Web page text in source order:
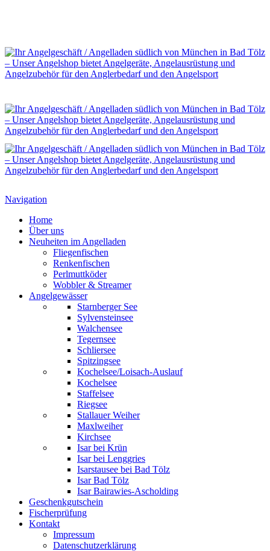
Navigation
Home
Über uns
Neuheiten im Angelladen
Fliegenfischen
Renkenfischen
Perlmuttköder
Wobbler & Streamer
Angelgewässer
Starnberger See
Sylvensteinsee
Walchensee
Tegernsee
Schliersee
Spitzingsee
Kochelsee/Loisach-Auslauf
Kochelsee
Staffelsee
Riegsee
Stallauer Weiher
Maxlweiher
Kirchsee
Isar bei Krün
Isar bei Lenggries
Isarstausee bei Bad Tölz
Isar Bad Tölz
Isar Bairawies-Ascholding
Geschenkgutschein
Fischerprüfung
Kontakt
Impressum
Datenschutzerklärung